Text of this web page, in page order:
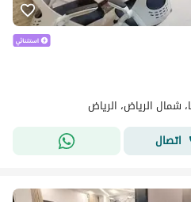
شمال الرياض، الرياض
اتصال